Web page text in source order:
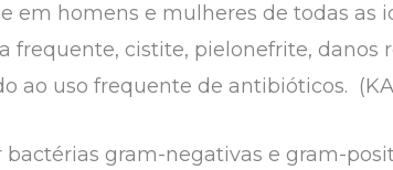
homens e mulheres de todas as
frequente, cistite, pielonefrite, danos
ao uso frequente de antibióticos.
bactérias gram-negativas e gram-